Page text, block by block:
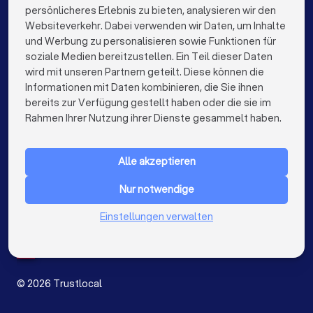
Bestatter in Dortmund
Bestatter in Bremen
Bestatter in Nürnberg
Bestatter in Dresden
Bestatter in Hannover
Bestatter in Leipzig
Bestatter in Duisburg
Bestatter in Bochum
Bestatter in Münster
Bestatter in der Nähe
info@trustlocal.de
FÜR PRIVATPERSONEN
Niederlande
© 2026 Trustlocal
persönlicheres Erlebnis zu bieten, analysieren wir den
Websiteverkehr. Dabei verwenden wir Daten, um Inhalte
und Werbung zu personalisieren sowie Funktionen für
soziale Medien bereitzustellen. Ein Teil dieser Daten
wird mit unseren Partnern geteilt. Diese können die
Informationen mit Daten kombinieren, die Sie ihnen
bereits zur Verfügung gestellt haben oder die sie im
Rahmen Ihrer Nutzung ihrer Dienste gesammelt haben.
Alle akzeptieren
Nur notwendige
Einstellungen verwalten